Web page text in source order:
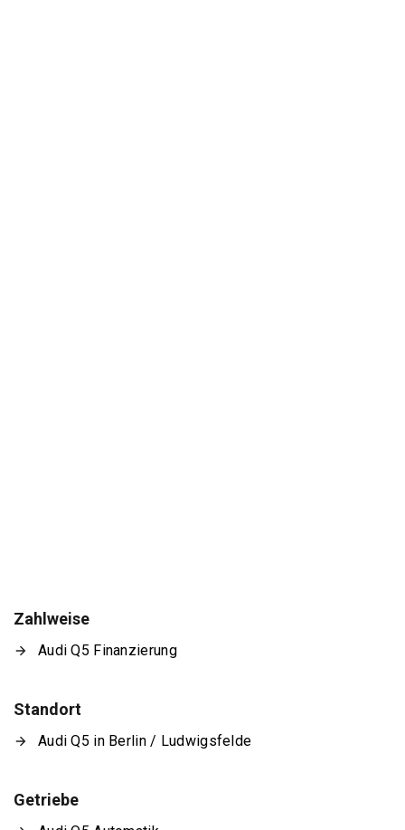
Zahlweise
Audi Q5 Finanzierung
Standort
Audi Q5 in Berlin / Ludwigsfelde
Getriebe